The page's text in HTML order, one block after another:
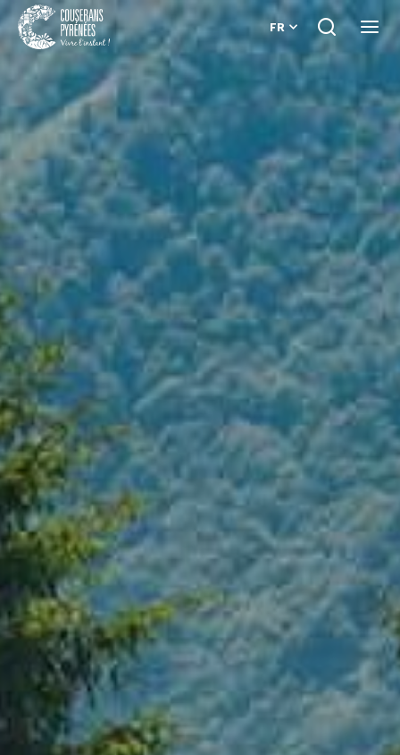
Couserans
Pyrénées
FR
Je
recherche